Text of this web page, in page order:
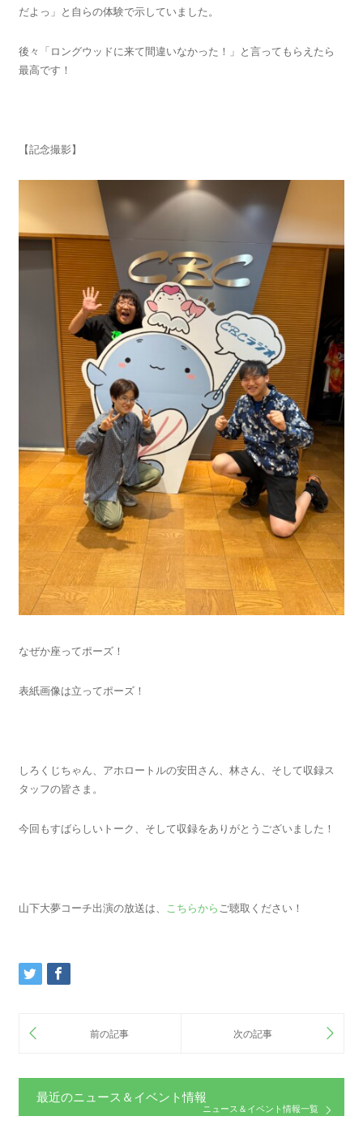
だよっ」と自らの体験で示していました。
後々「ロングウッドに来て間違いなかった！」と言ってもらえたら
最高です！
【記念撮影】
なぜか座ってポーズ！
表紙画像は立ってポーズ！
しろくじちゃん、アホロートルの安田さん、林さん、そして収録ス
タッフの皆さま。
今回もすばらしいトーク、そして収録をありがとうございました！
山下大夢コーチ出演の放送は、 こちらから ご聴取ください！
最近のニュース＆イベント情報
ニュース＆イベント情報一覧